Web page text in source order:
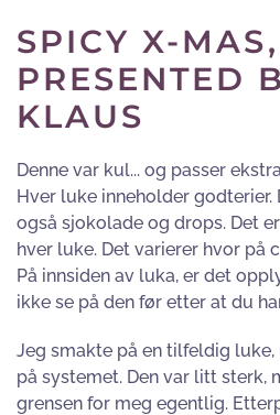
SPICY X-MAS,
PRESENTED
KLAUS
Denne var kul... og passer
Hver luke inneholder godterier.
også sjokolade og drops. Det
hver luke. Det varierer hvor på
På innsiden av luka, er det
ikke se på den før etter at du
Jeg smakte på en tilfeldig
på systemet. Den var litt sterk,
grensen for meg egentlig.